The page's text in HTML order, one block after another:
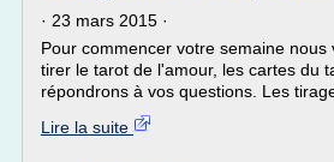
· 23 mars 2015 ·
Pour commencer votre semaine nous
tirer le tarot de l'amour, les cartes du
répondrons à vos questions. Les
Lire la suite